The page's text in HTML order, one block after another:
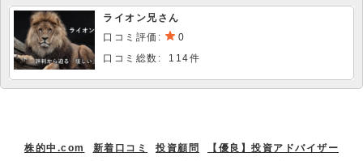
ライオン兄さん
口コミ評価:
0
口コミ総数: 114件
株的中.com 新着口コミ 投資顧問
【優良】投資アドバイザー